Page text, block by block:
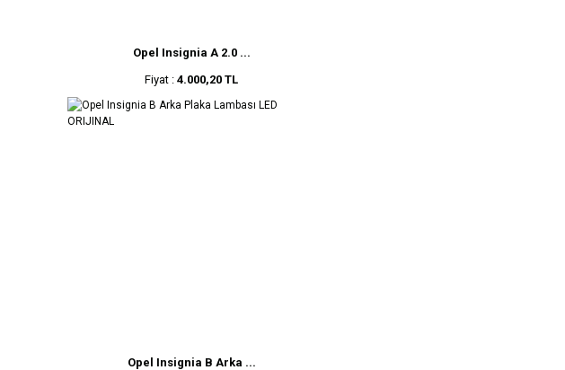
Opel Insignia A 2.0 ...
Fiyat : 4.000,20 TL
Opel Insignia B Arka ...